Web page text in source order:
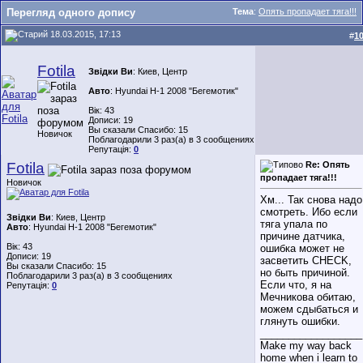
Тема: Опять пропадает тяга!!!
Перегляд одного допису
18.03.2015, 17:13 #10
Fotila
Новичок
Звідки Ви: Киев, Центр
Авто: Hyundai H-1 2008 "Бегемотик"
Вік: 43
Дописи: 19
Вы сказали Спасибо: 15
Поблагодарили 3 раз(а) в 3 сообщениях
Репутація: 0
Fotila
Новичок
Звідки Ви: Киев, Центр
Авто: Hyundai H-1 2008 "Бегемотик"
Вік: 43
Дописи: 19
Вы сказали Спасибо: 15
Поблагодарили 3 раз(а) в 3 сообщениях
Репутація: 0
Re: Опять
пропадает тяга!!!
Хм... Так снова надо
смотреть. Ибо если
тяга упала по
причине датчика,
ошибка может не
засветить CHECK,
но быть причиной.
Если что, я на
Мечникова обитаю,
можем сдыбаться и
глянуть ошибки.
Make my way back
home when i learn to